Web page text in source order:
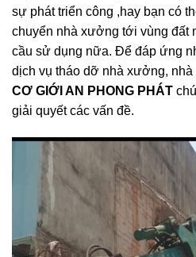
sự phát triển công ,hay bạn có
chuyển nhà xưởng tới vùng đất
cầu sử dụng nữa. Để đáp ứng
dịch vụ tháo dỡ nhà xưởng, nhà
CƠ GIỚI AN PHONG PHÁT
giải quyết các vấn đề.